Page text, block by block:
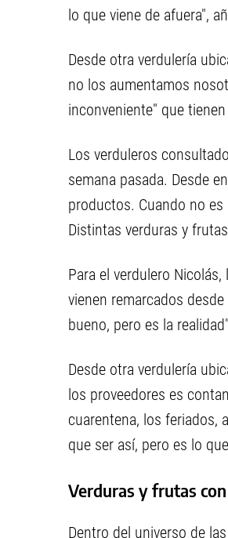
lo que viene de afuera",
Desde otra verdulería
no los aumentamos
inconveniente" que
Los verduleros
semana pasada. Desde
productos. Cuando no es
Distintas verduras y
Para el verdulero
vienen remarcados
bueno, pero es la
Desde otra verdulería
los proveedores es
cuarentena, los feriados,
que ser así, pero es lo
Verduras y frutas
Dentro del universo de